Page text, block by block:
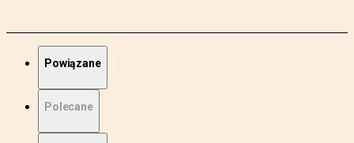
Powiązane
Polecane